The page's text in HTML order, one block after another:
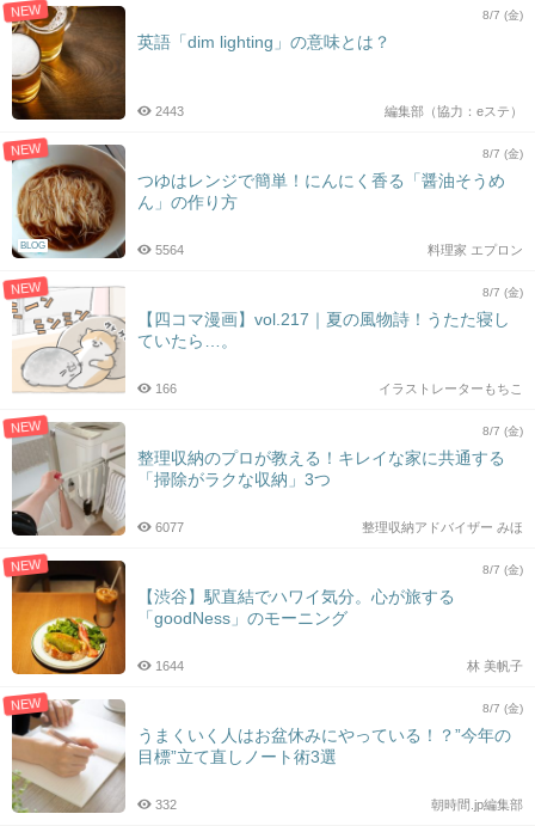
NEW 8/7 (金)
英語「dim lighting」の意味とは？
編集部（協力：eステ）
2443
NEW
BLOG
8/7 (金)
つゆはレンジで簡単！にんにく香る「醤油そうめ
ん」の作り方
料理家 エプロン
5564
NEW 8/7 (金)
【四コマ漫画】vol.217｜夏の風物詩！うたた寝し
ていたら…。
イラストレーターもちこ
166
NEW 8/7 (金)
整理収納のプロが教える！キレイな家に共通する
「掃除がラクな収納」3つ
整理収納アドバイザー みほ
6077
NEW 8/7 (金)
【渋谷】駅直結でハワイ気分。心が旅する
「goodNess」のモーニング
林 美帆子
1644
NEW 8/7 (金)
うまくいく人はお盆休みにやっている！？”今年の
目標”立て直しノート術3選
朝時間.jp編集部
332